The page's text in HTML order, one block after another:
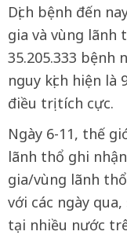
Dịch bệnh đến
gia và vùng lãnh
35.205.333 bệnh
nguy kịch hiện là
điều trị tích cực.
Ngày 6-11, thế
lãnh thổ ghi
gia/vùng lãnh
với các ngày
tại nhiều nước